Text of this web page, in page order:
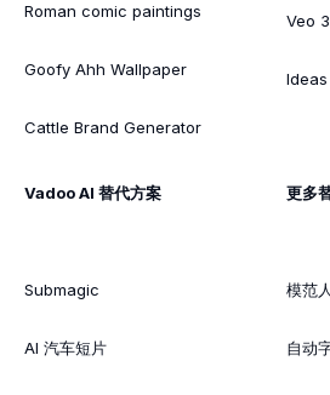
Roman comic paintings
Goofy Ahh Wallpaper
Cattle Brand Generator
Veo
Ideas
Vadoo AI 替代方案
Submagic
AI 汽车短片
更多
模范
自动